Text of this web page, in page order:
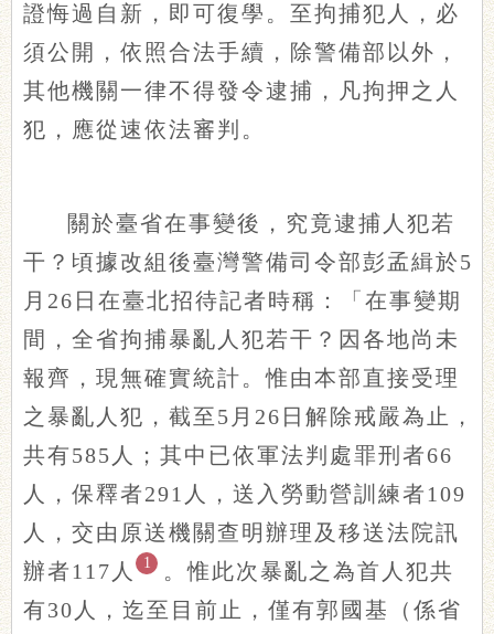
證悔過自新，即可復學。至拘捕犯人，必
須公開，依照合法手續，除警備部以外，
其他機關一律不得發令逮捕，凡拘押之人
犯，應從速依法審判。
關於臺省在事變後，究竟逮捕人犯若
干？頃據改組後臺灣警備司令部彭孟緝於5
月26日在臺北招待記者時稱：「在事變期
間，全省拘捕暴亂人犯若干？因各地尚未
報齊，現無確實統計。惟由本部直接受理
之暴亂人犯，截至5月26日解除戒嚴為止，
共有585人；其中已依軍法判處罪刑者66
人，保釋者291人，送入勞動營訓練者109
人，交由原送機關查明辦理及移送法院訊
辦者117人
1
。惟此次暴亂之為首人犯共
有30人，迄至目前止，僅有郭國基（係省